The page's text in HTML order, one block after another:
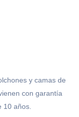
y camas de
con garantía
10 años.